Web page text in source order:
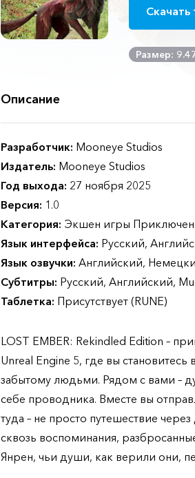
Скачать
Размер:
Описание
Разработчик: Mooneye Studios
Издатель: Mooneye Studios
Год выхода: 27 ноября 2025
Версия: 1.0
Категория: Экшен игры
Язык интерфейса: Русский,
Язык озвучки: Английский,
Субтитры: Русский, Английский,
Таблетка: Присутствует (RUNE)
LOST EMBER: Rekindled Edition –
Unreal Engine 5, где вы
забытому людьми. Рядом с вами –
себе проводника. Вместе вы
туда – не просто путешествие
сквозь воспоминания,
Янрен, чьи души, как верили они,